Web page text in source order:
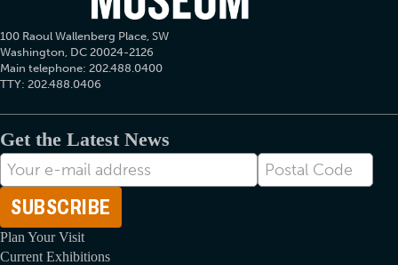
100 Raoul Wallenberg Place, SW
Washington, DC 20024-2126
Main telephone: 202.488.0400
TTY: 202.488.0406
Get the Latest News
Adresse
électronique
Postal
Code
Plan Your Visit
Current Exhibitions